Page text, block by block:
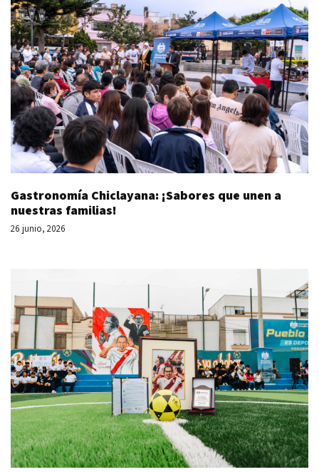
Gastronomía Chiclayana: ¡Sabores que unen a
nuestras familias!
26 junio, 2026